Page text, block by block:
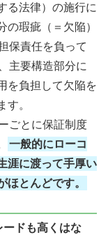
る法律）の施行に
の瑕疵（＝欠陥）
保責任を負って
主要構造部分に
を負担して欠陥を
す。
ごとに保証制度
一般的にローコ
涯に渡って手厚い
とんどです。
ドも高くはな